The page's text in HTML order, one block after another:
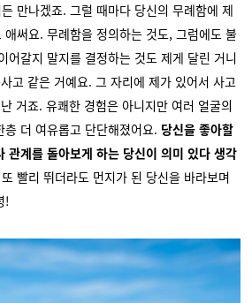
만나겠죠. 그럴 때마다 당신의 무례함에 제
써요. 무례함을 정의하는 것도, 그럼에도 불
어갈지 말지를 결정하는 것도 제게 달린 거니
고 같은 거예요. 그 자리에 제가 있어서 사고
거죠. 유쾌한 경험은 아니지만 여러 얼굴의
더 여유롭고 단단해졌어요. 당신을 좋아할
관계를 돌아보게 하는 당신이 의미 있다 생각
빨리 뛰더라도 먼지가 된 당신을 바라보며
!